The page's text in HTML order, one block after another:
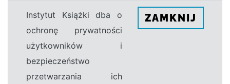
Instytut Książki dba o
ochronę prywatności
użytkowników i
bezpieczeństwo
przetwarzania ich
ZAMKNIJ